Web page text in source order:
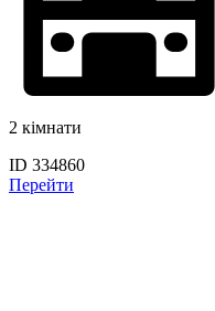
2 кімнати
ID 334860
Перейти